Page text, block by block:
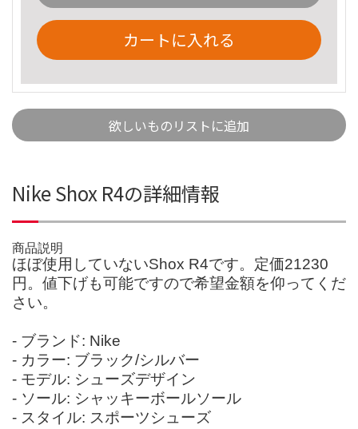
カートに入れる
欲しいものリストに追加
Nike Shox R4の詳細情報
商品説明
ほぼ使用していないShox R4です。定価21230
円。値下げも可能ですので希望金額を仰ってくだ
さい。
- ブランド: Nike
- カラー: ブラック/シルバー
- モデル: シューズデザイン
- ソール: シャッキーボールソール
- スタイル: スポーツシューズ